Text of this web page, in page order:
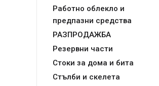
Работно облекло и
предпазни средства
РАЗПРОДАЖБА
Резервни части
Стоки за дома и бита
Стълби и скелета